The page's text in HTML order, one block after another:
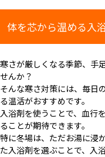
体を芯から温める入
寒さが厳しくなる季節、手
せんか？
そんな寒さ対策には、毎日
る温活がおすすめです。
入浴剤を使うことで、血行
ることが期待できます。
特に冬場は、ただお湯に浸
た入浴剤を選ぶことで、入